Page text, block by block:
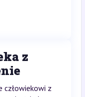
z
człowiekowi z